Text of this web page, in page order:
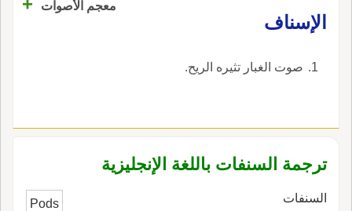
جَعْبةٍ صِفْر هكذا هو في شعر الجَعْدِيِّ، قال: وكذا
عن حَشْرةٍ مِثلِ سِنْفِ المَرْخةِ الصِّفْر الحَشْرةُ: الأُذُنُ
السِّنْف سِنَفَةٌ ويقال لأَكِمَّةِ الباقِلاء واللُّوبياء
معجم الأصوات
الإسناف
صوت الغبار تثيره الريح.
ترجمة السنفات باللغة الإنجليزية
السنفات Pods